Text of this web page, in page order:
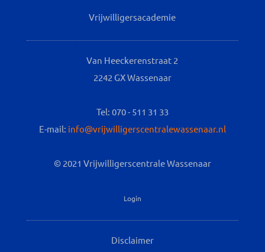
Vrijwilligersacademie
Van Heeckerenstraat 2
2242 GX Wassenaar
Tel: 070 - 511 31 33
E-mail: info@vrijwilligerscentralewassenaar.nl
© 2021 Vrijwilligerscentrale Wassenaar
Login
Disclaimer